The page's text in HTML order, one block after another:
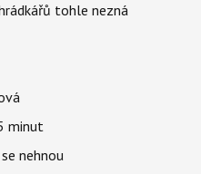
tohle nezná
minut
nehnou